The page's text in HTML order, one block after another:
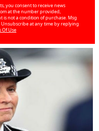
you consent to receive news
at the number provided,
is not a condition of purchase. Msg
at any time by replying
Of Use